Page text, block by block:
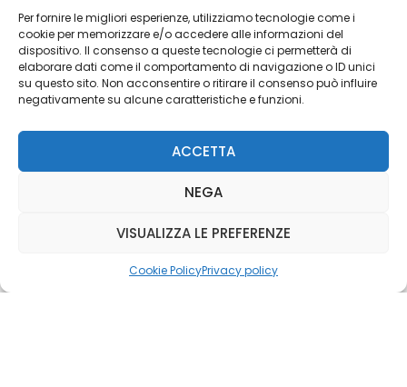
Per fornire le migliori esperienze, utilizziamo tecnologie come i
cookie per memorizzare e/o accedere alle informazioni del
dispositivo. Il consenso a queste tecnologie ci permetterà di
elaborare dati come il comportamento di navigazione o ID unici
su questo sito. Non acconsentire o ritirare il consenso può influire
negativamente su alcune caratteristiche e funzioni.
ACCETTA
NEGA
VISUALIZZA LE PREFERENZE
Cookie PolicyPrivacy policy
Via Martiri della Libertà, 28
20833 Giussano (MB)
P.I. 06982770965
Privacy Policy
Cookie Policy